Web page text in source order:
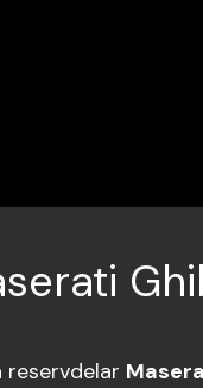
reservdelar